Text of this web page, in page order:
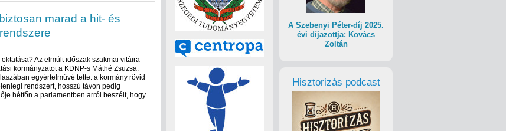
marad a hit- és
Az elmúlt időszak szakmai vitáira
kormányzatot a KDNP-s Máthé Zsuzsa.
egyértelművé tette: a kormány rövid
rendszert, hosszú távon pedig
hétfőn a parlamentben arról beszélt, hogy
A Szebenyi Péter-díj 2025.
évi díjazottja: Kovács
Zoltán
Hisztorizás podcast